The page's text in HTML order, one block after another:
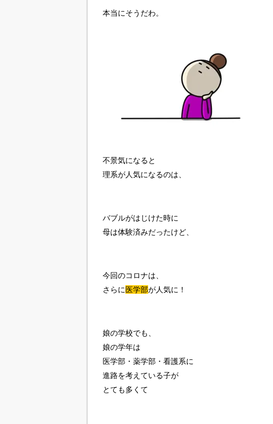
本当にそうだわ。
不景気になると
理系が人気になるのは、
バブルがはじけた時に
母は体験済みだったけど、
今回のコロナは、
さらに医学部が人気に！
娘の学校でも、
娘の学年は
医学部・薬学部・看護系に
進路を考えている子が
とても多くて